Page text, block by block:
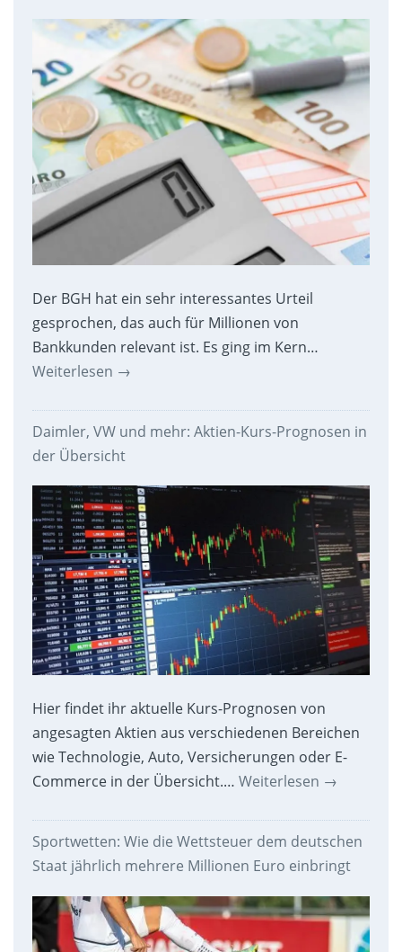
Der BGH hat ein sehr interessantes Urteil
gesprochen, das auch für Millionen von
Bankkunden relevant ist. Es ging im Kern…
Weiterlesen →
Daimler, VW und mehr: Aktien-Kurs-Prognosen in
der Übersicht
Hier findet ihr aktuelle Kurs-Prognosen von
angesagten Aktien aus verschiedenen Bereichen
wie Technologie, Auto, Versicherungen oder E-
Commerce in der Übersicht.… Weiterlesen →
Sportwetten: Wie die Wettsteuer dem deutschen
Staat jährlich mehrere Millionen Euro einbringt